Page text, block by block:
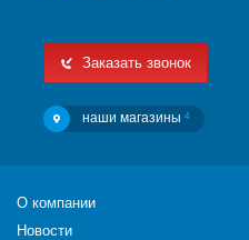
Заказать звонок
наши магазины 4
О компании
Новости